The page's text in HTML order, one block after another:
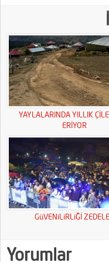
YAYLALARINDA YILLIK
ERİYOR
GüVENiLiRLiĞİ
Yorumlar